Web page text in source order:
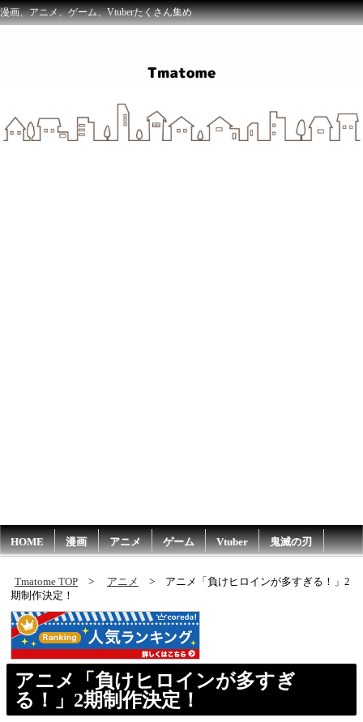
漫画、アニメ、ゲーム、Vtuberたくさん集め
HOME 漫画 アニメ ゲーム Vtuber 鬼滅の刃
Tmatome TOP アニメ
アニメ「負けヒロインが多すぎる！」2
期制作決定！
アニメ「負けヒロインが多すぎ
る！」2期制作決定！